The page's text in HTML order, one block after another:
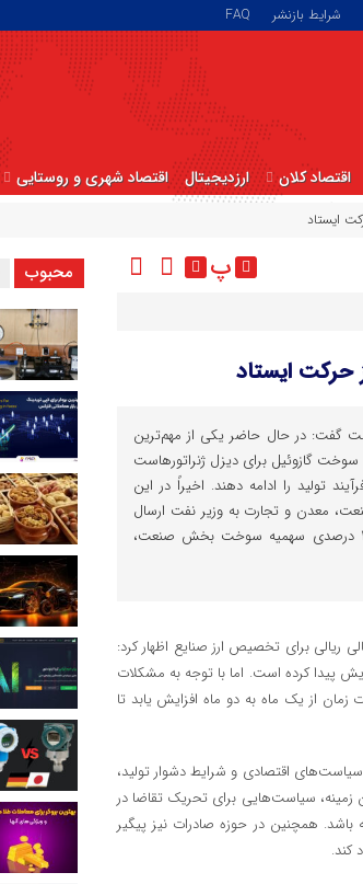
شرایط بازنشر FAQ
اقتصاد کلان ارزدیجیتال اقتصاد شهری و روستایی
ایستاد
پ
ایستاد
گفت: در حال حاضر یکی از مهم‌ترین
گازوئیل برای دیزل ژنراتورهاست
تولید را ادامه دهند. اخیراً در این
معدن و تجارت به وزیر نفت ارسال
شده است تا شاهد افزایش ۲۰ درصدی سهمیه سوخت بخش صنعت،
ریالی برای تخصیص ارز صنایع اظهار کرد:
در بانک‌ها که پیش‌تر ۲۰ روز بود، اکنون به ۳۰ روز افزایش پیدا کرده است. اما با توجه به مشکلات
از یک ماه به دو ماه افزایش یابد تا
اقتصادی و شرایط دشوار تولید،
زمینه، سیاست‌هایی برای تحریک تقاضا در
باشد. همچنین در حوزه صادرات نیز پیگیر
کند.
محبوب